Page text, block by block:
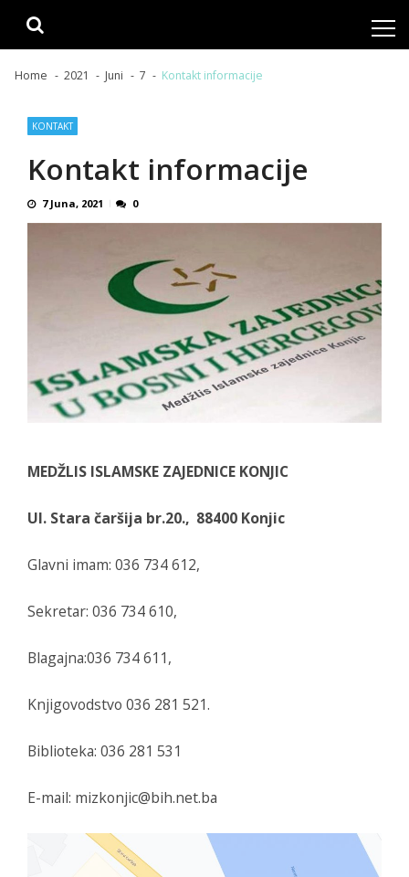
Home 2021 Juni 7 Kontakt informacije
KONTAKT
Kontakt informacije
7 Juna, 2021 0
MEDŽLIS ISLAMSKE ZAJEDNICE KONJIC
Ul. Stara čaršija br.20., 88400 Konjic
Glavni imam: 036 734 612,
Sekretar: 036 734 610,
Blagajna:036 734 611,
Knjigovodstvo 036 281 521.
Biblioteka: 036 281 531
E-mail: mizkonjic@bih.net.ba